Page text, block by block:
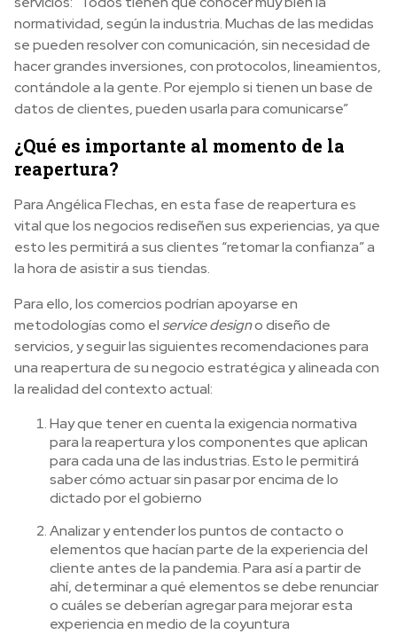
normatividad, según la industria. Muchas de las medidas
se pueden resolver con comunicación, sin necesidad de
hacer grandes inversiones, con protocolos, lineamientos,
contándole a la gente. Por ejemplo si tienen un base de
datos de clientes, pueden usarla para comunicarse”
¿Qué es importante al momento de la
reapertura?
Para Angélica Flechas, en esta fase de reapertura es
vital que los negocios rediseñen sus experiencias, ya que
esto les permitirá a sus clientes “retomar la confianza” a
la hora de asistir a sus tiendas.
Para ello, los comercios podrían apoyarse en
metodologías como elservice designo diseño de
servicios, y seguir las siguientes recomendaciones para
una reapertura de su negocio estratégica y alineada con
la realidad del contexto actual:
Hay que tener en cuenta la exigencia normativa
para la reapertura y los componentes que aplican
para cada una de las industrias. Esto le permitirá
saber cómo actuar sin pasar por encima de lo
dictado por el gobierno
Analizar y entender los puntos de contacto o
elementos que hacían parte de la experiencia del
cliente antes de la pandemia. Para así a partir de
ahí, determinar a qué elementos se debe renunciar
o cuáles se deberían agregar para mejorar esta
experiencia en medio de la coyuntura